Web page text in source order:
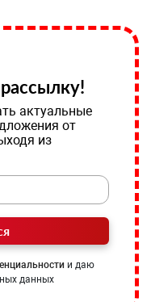
актуальные
от
из
и даю
данных